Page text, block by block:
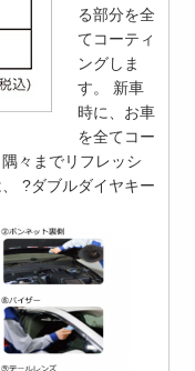
る部分を全
てコーティ
ングしま
す。 新車
時に、お車
を全てコー
々までリフレッシ
?ダブルダイヤキー